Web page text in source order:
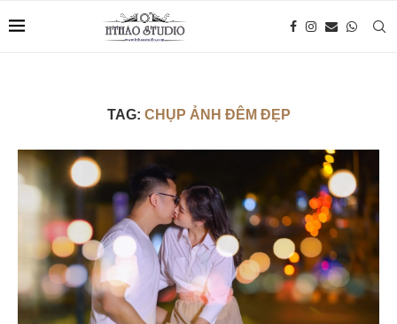
TAG: CHỤP ẢNH ĐÊM ĐẸP